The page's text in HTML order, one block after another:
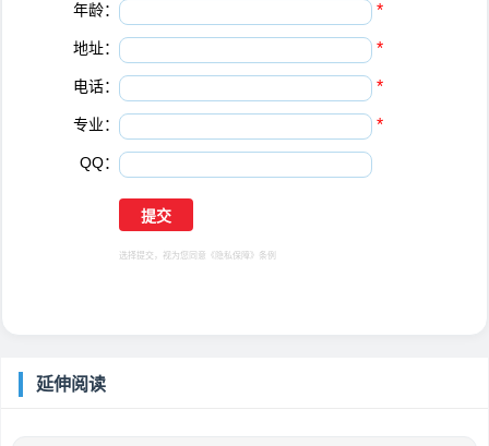
年龄： *
地址： *
电话： *
专业： *
QQ：
选择提交，视为您同意 《隐私保障》 条例
延伸阅读